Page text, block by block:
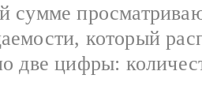
сумме
который
две цифры: